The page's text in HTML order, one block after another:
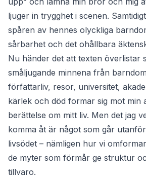
ljuger in trygghet i scenen.
spåren av hennes olyckliga
sårbarhet och det ohållbara
Nu händer det att texten överlistar
småljugande minnena från
författarliv, resor, universitet,
kärlek och död formar sig mot min
berättelse om mitt liv. Men det jag
komma åt är något som går
livsödet – nämligen hur vi
de myter som förmår ge struktur
tillvaro.